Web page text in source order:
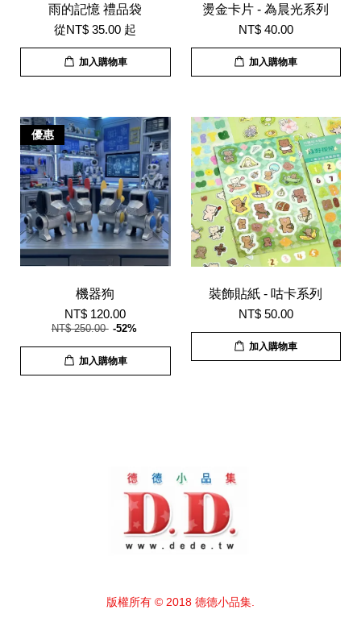
雨的記憶 禮品袋
從NT$ 35.00 起
加入購物車
燙金卡片 - 為晨光系列
NT$ 40.00
加入購物車
優惠
機器狗
NT$ 120.00
NT$ 250.00 -52%
加入購物車
裝飾貼紙 - 咕卡系列
NT$ 50.00
加入購物車
版權所有 © 2018 德德小品集.